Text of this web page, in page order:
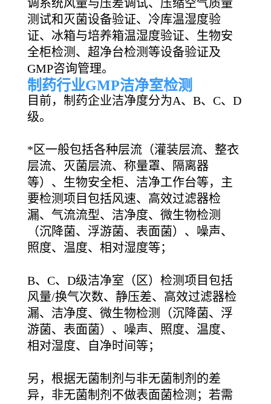
调系统风量与压差调试、压缩空气质量
测试和灭菌设备验证、冷库温湿度验
证、冰箱与培养箱温湿度验证、生物安
全柜检测、超净台检测等设备验证及
GMP咨询管理。
制药行业GMP洁净室检测
目前，制药企业洁净度分为A、B、C、D
级。
*区一般包括各种层流（灌装层流、整衣
层流、灭菌层流、称量罩、隔离器
等）、生物安全柜、洁净工作台等，主
要检测项目包括风速、高效过滤器检
漏、气流流型、洁净度、微生物检测
（沉降菌、浮游菌、表面菌）、噪声、
照度、温度、相对湿度等；
B、C、D级洁净室（区）检测项目包括
风量/换气次数、静压差、高效过滤器检
漏、洁净度、微生物检测（沉降菌、浮
游菌、表面菌）、噪声、照度、温度、
相对湿度、自净时间等；
另，根据无菌制剂与非无菌制剂的差
异，非无菌制剂不做表面菌检测；若需